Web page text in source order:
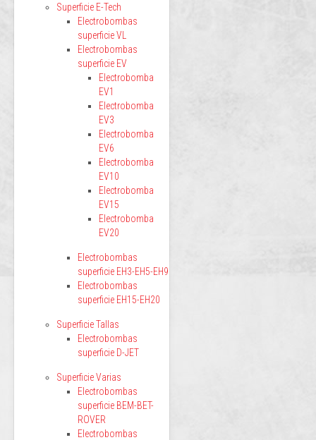
Superficie E-Tech
Electrobombas
superficie VL
Electrobombas
superficie EV
Electrobomba
EV1
Electrobomba
EV3
Electrobomba
EV6
Electrobomba
EV10
Electrobomba
EV15
Electrobomba
EV20
Electrobombas
superficie EH3-EH5-EH9
Electrobombas
superficie EH15-EH20
Superficie Tallas
Electrobombas
superficie D-JET
Superficie Varias
Electrobombas
superficie BEM-BET-
ROVER
Electrobombas